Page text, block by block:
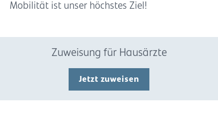
Mobilität ist unser höchstes Ziel!
Zuweisung für Hausärzte
Jetzt zuweisen